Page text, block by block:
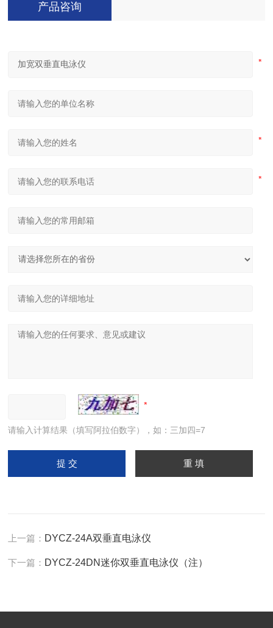
产品咨询
请输入计算结果（填写阿拉伯数字），如：三加四=7
上一篇： DYCZ-24A双垂直电泳仪
下一篇： DYCZ-24DN迷你双垂直电泳仪（注）